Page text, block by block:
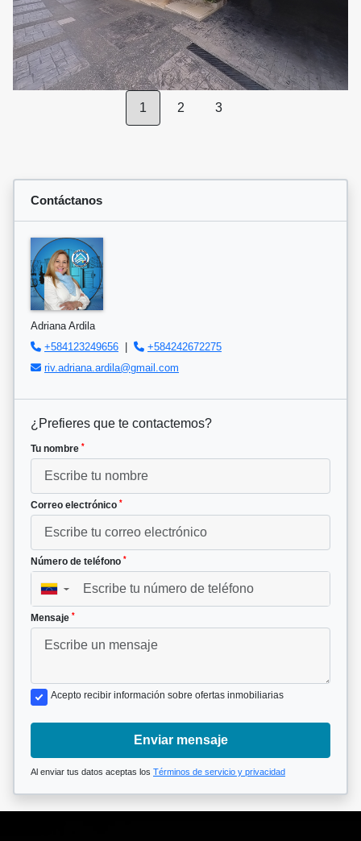
1 2 3
Contáctanos
Adriana Ardila
+584123249656
+584242672275
riv.adriana.ardila@gmail.com
¿Prefieres que te contactemos?
Tu nombre *
Correo electrónico *
Número de teléfono *
▼
Mensaje *
Acepto recibir información sobre ofertas inmobiliarias
Enviar mensaje
Al enviar tus datos aceptas los Términos de servicio y privacidad